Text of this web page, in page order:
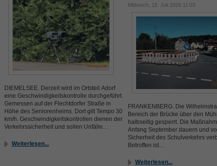
DIEMELSEE. Derzeit wird im Ortsteil Adorf
eine Geschwindigkeitskontrolle durchgeführt.
Gemessen auf der Flechtdorfer Straße in
Höhe des Seniorenheims. Dort gilt Tempo 30
km/h. Geschwindigkeitskontrollen dienen der
Verkehrssicherheit und sollen Unfälle…
Weiterlesen...
Mittwoch, 15. Juli 2026 11:03
FRANKENBERG. Die
Bereich der Brücke über den
halbseitig gesperrt. Die
Anfang September dauern und
Sicherheit des Schulverkehrs
Betroffen ist…
Weiterlesen...